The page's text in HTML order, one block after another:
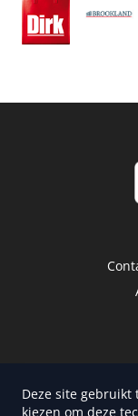
Deze site gebruikt
kiezen om deze